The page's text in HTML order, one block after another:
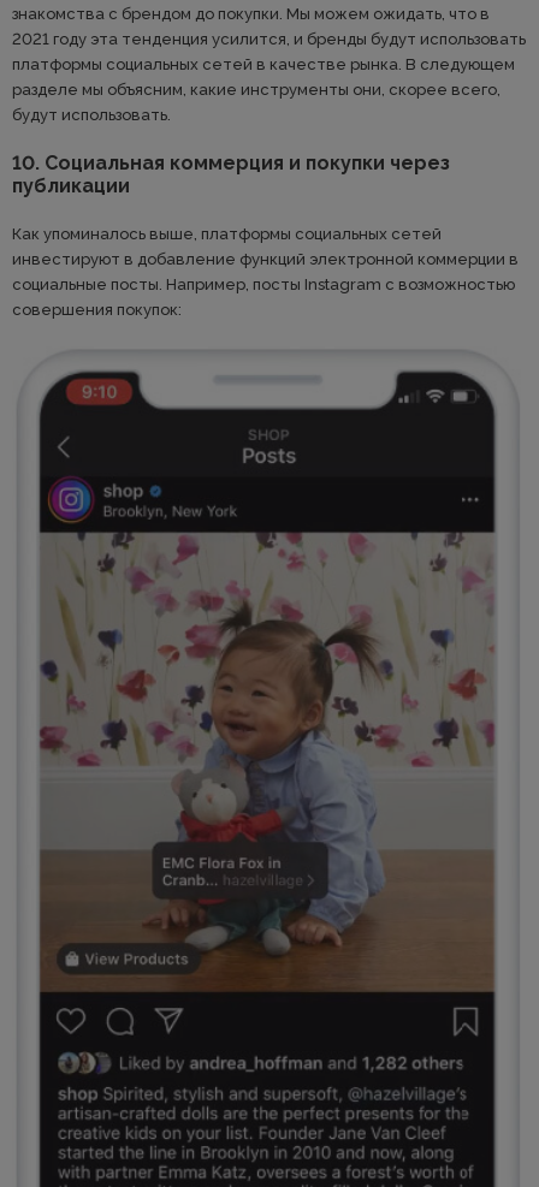
знакомства с брендом до покупки. Мы можем ожидать, что в
2021 году эта тенденция усилится, и бренды будут использовать
платформы социальных сетей в качестве рынка. В следующем
разделе мы объясним, какие инструменты они, скорее всего,
будут использовать.
10. Социальная коммерция и покупки через
публикации
Как упоминалось выше, платформы социальных сетей
инвестируют в добавление функций электронной коммерции в
социальные посты. Например, посты Instagram с возможностью
совершения покупок: